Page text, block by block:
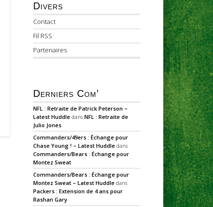
Divers
Contact
Fil RSS
Partenaires
Derniers Com’
NFL : Retraite de Patrick Peterson –
Latest Huddle dansNFL : Retraite de
Julio Jones
Commanders/49ers : Échange pour
Chase Young ! – Latest Huddle dans
Commanders/Bears : Échange pour
Montez Sweat
Commanders/Bears : Échange pour
Montez Sweat – Latest Huddle dans
Packers : Extension de 4 ans pour
Rashan Gary